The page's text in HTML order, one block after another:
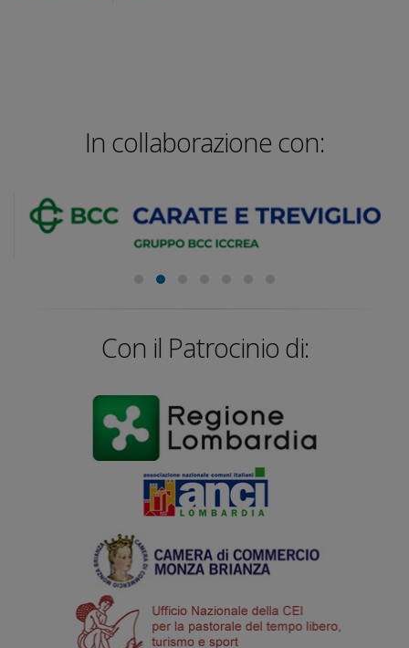
In collaborazione con:
Con il Patrocinio di: